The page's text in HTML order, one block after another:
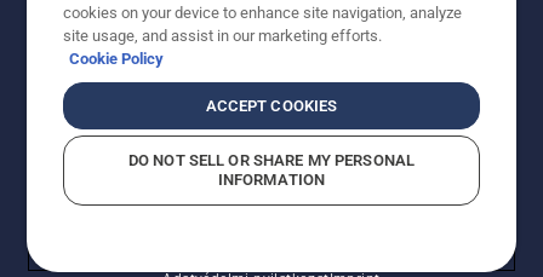
cookies on your device to enhance site navigation, analyze
site usage, and assist in our marketing efforts.
Cookie Policy
ACCEPT COOKIES
DO NOT SELL OR SHARE MY PERSONAL
INFORMATION